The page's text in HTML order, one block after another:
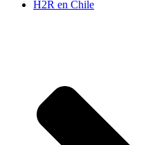
H2R en Chile